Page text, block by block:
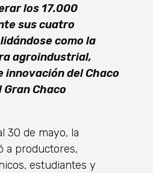
los 17.000
sus cuatro
como la
agroindustrial,
innovación del Chaco
Chaco
30 de mayo, la
a productores,
estudiantes y